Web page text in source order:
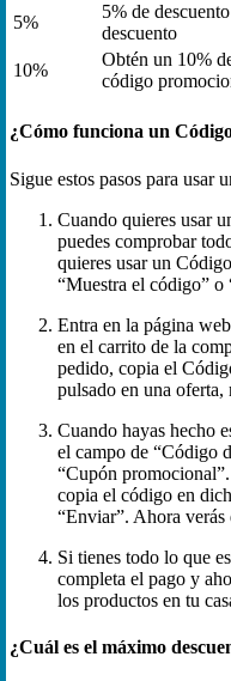
5%
5% de
descuento
10%
Obtén un 10%
código
¿Cómo funciona un
Sigue estos pasos para usar
Cuando quieres usar
puedes comprobar
quieres usar un
“Muestra el código” o
Entra en la página
en el carrito de la
pedido, copia el
pulsado en una
Cuando hayas hecho
el campo de “Código
“Cupón
copia el código en
“Enviar”. Ahora verás
Si tienes todo lo que
completa el pago y
los productos en tu
¿Cuál es el máximo